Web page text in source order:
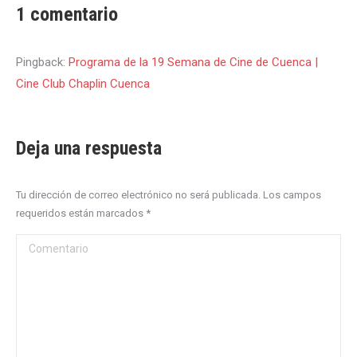
1 comentario
Pingback: Programa de la 19 Semana de Cine de Cuenca |
Cine Club Chaplin Cuenca
Deja una respuesta
Tu dirección de correo electrónico no será publicada. Los campos
requeridos están marcados *
Comentario